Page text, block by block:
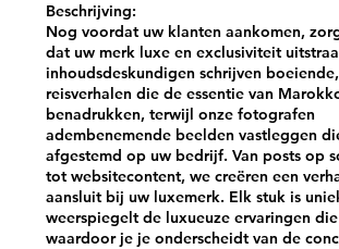
Beschrijving:
Nog voordat uw klanten aankomen,
dat uw merk luxe en exclusiviteit
inhoudsdeskundigen schrijven
reisverhalen die de essentie van
benadrukken, terwijl onze fotografen
adembenemende beelden vastleggen
afgestemd op uw bedrijf. Van posts op
tot websitecontent, we creëren een
aansluit bij uw luxemerk. Elk stuk is
weerspiegelt de luxueuze ervaringen
waardoor je je onderscheidt van de